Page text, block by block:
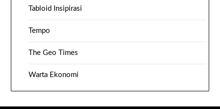
Tabloid Insipirasi
Tempo
The Geo Times
Warta Ekonomi